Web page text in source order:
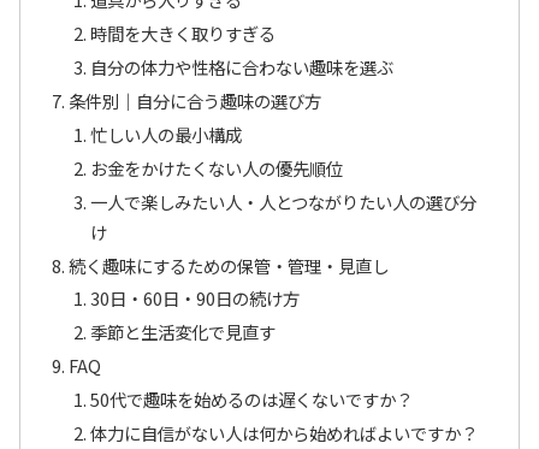
時間を大きく取りすぎる
自分の体力や性格に合わない趣味を選ぶ
条件別｜自分に合う趣味の選び方
忙しい人の最小構成
お金をかけたくない人の優先順位
一人で楽しみたい人・人とつながりたい人の選び分
け
続く趣味にするための保管・管理・見直し
30日・60日・90日の続け方
季節と生活変化で見直す
FAQ
50代で趣味を始めるのは遅くないですか？
体力に自信がない人は何から始めればよいですか？